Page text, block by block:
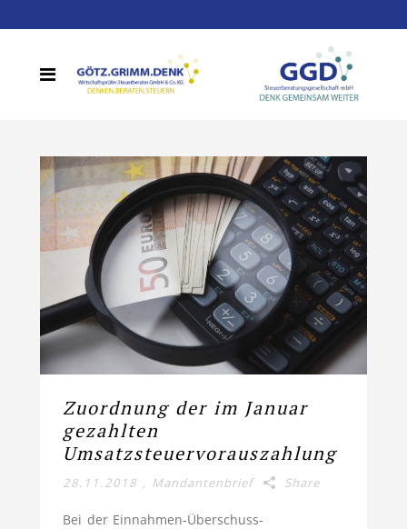
Zuordnung der im Januar
gezahlten
Umsatzsteuervorauszahlung
28.11.2018 , Mandantenbrief Share
Bei der Einnahmen-Überschuss-